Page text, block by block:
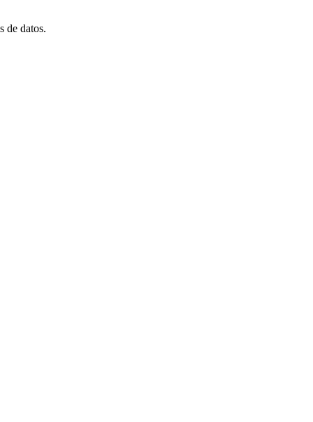
de datos.